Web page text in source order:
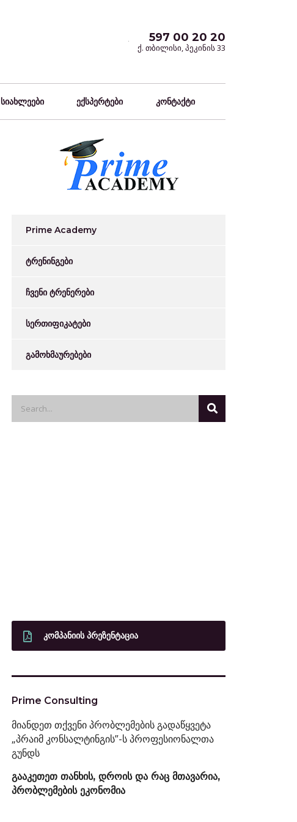
597 00 20 20
ქ. თბილისი, პეკინის 33
სიახლეები ექსპერტები კონტაქტი
Prime Academy
ტრენინგები
ჩვენი ტრენერები
სერთიფიკატები
გამოხმაურებები
ᲙᲝᲛᲞᲐᲜᲘᲘᲡ ᲞᲠᲔᲖᲔᲜᲢᲐᲪᲘᲐ
Prime Consulting
მიანდეთ თქვენი პრობლემების გადაწყვეტა
„პრაიმ კონსალტინგის”-ს პროფესიონალთა
გუნდს
გააკეთეთ თანხის, დროის და რაც მთავარია,
პრობლემების ეკონომია